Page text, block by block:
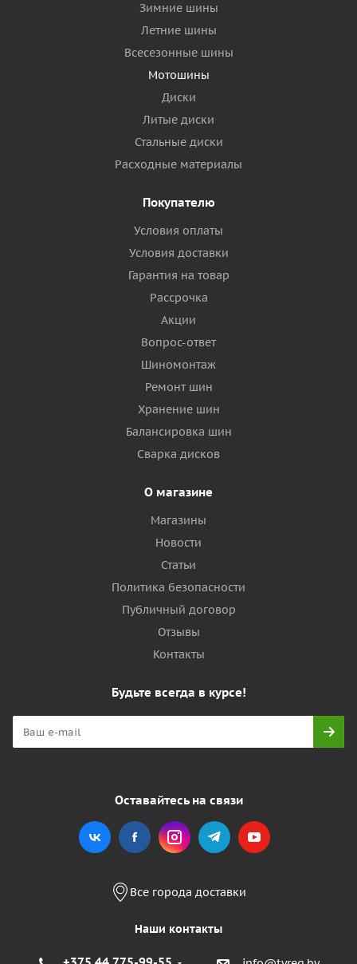
Зимние шины
Летние шины
Всесезонные шины
Мотошины
Диски
Литые диски
Стальные диски
Расходные материалы
Покупателю
Условия оплаты
Условия доставки
Гарантия на товар
Рассрочка
Акции
Вопрос-ответ
Шиномонтаж
Ремонт шин
Хранение шин
Балансировка шин
Сварка дисков
О магазине
Магазины
Новости
Статьи
Политика безопасности
Публичный договор
Отзывы
Контакты
Будьте всегда в курсе!
Оставайтесь на связи
Все города доставки
Наши контакты